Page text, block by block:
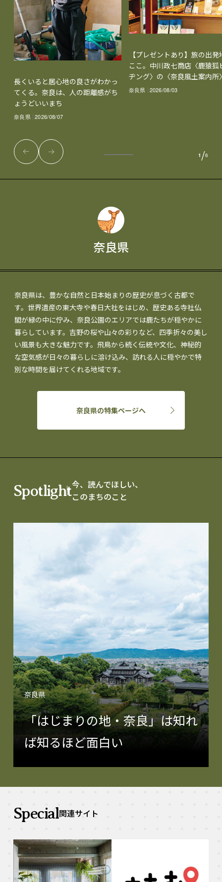
奈良県
奈良県は、豊かな自然と日本始まりの歴史が息づく古都で
す。世界遺産の東大寺や春日大社をはじめ、歴史ある寺社仏
閣が緑の中に佇み、奈良公園のエリアでは鹿たちが穏やかに
暮らしています。吉野の桜や山々の彩りなど、四季折々の美し
い風景も大きな魅力です。飛鳥から続く伝統や文化、神秘的
な空気感が日々の暮らしに溶け込み、訪れる人に穏やかで特
別な時間を届けてくれる地域です。
奈良県の特集ページへ
長くいると居心地の良さがわかっ
てくる。奈良は、人の距離感がち
ょうどいいまち
奈良県 2026/08/07
【プレゼントあり】旅の出発
ここ。中川政七商店〈鹿猿狐
ヂング〉の〈奈良風土案内所
奈良県 2026/08/03
1 /6
Spotlight今、読んでほしい、
このまちのこと
奈良県
「はじまりの地・奈良」は知れ
ば知るほど面白い
Special関連サイト